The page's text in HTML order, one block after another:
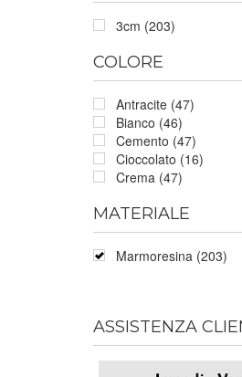
3cm (203)
COLORE
Antracite (47)
Bianco (46)
Cemento (47)
Cioccolato (16)
Crema (47)
MATERIALE
Marmoresina (203)
ASSISTENZA